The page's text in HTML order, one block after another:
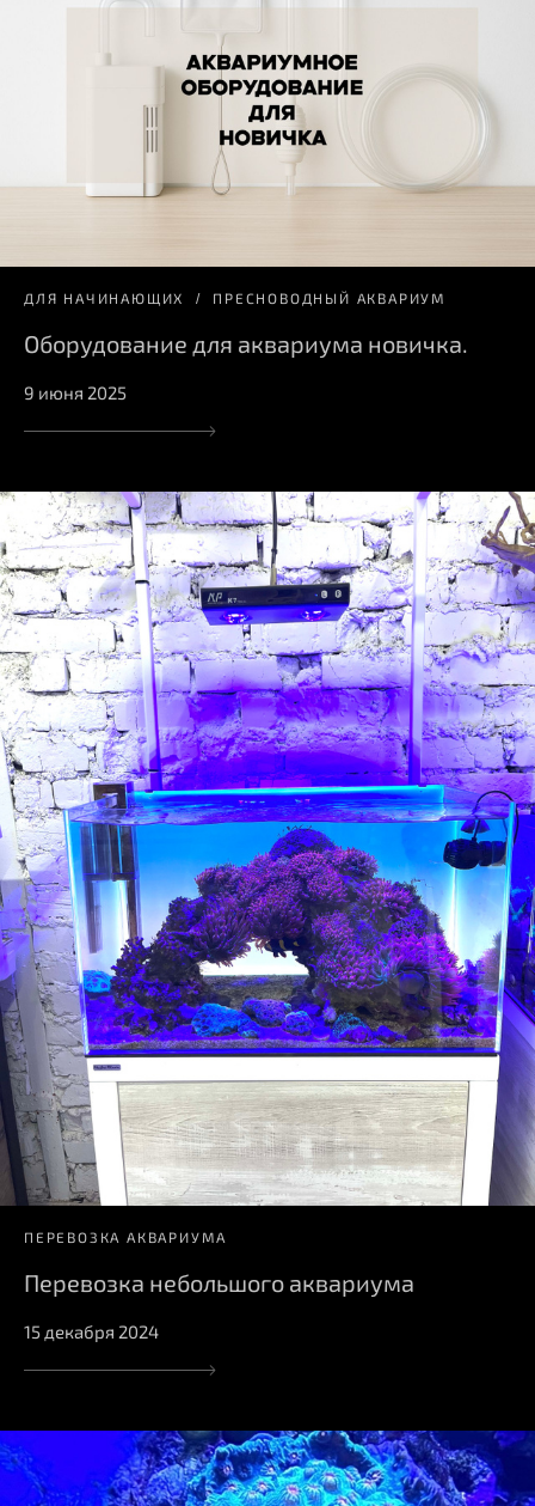
ДЛЯ НАЧИНАЮЩИХ ПРЕСНОВОДНЫЙ АКВАРИУМ
Оборудование для аквариума новичка.
9 июня 2025
ПЕРЕВОЗКА АКВАРИУМА
Перевозка небольшого аквариума
15 декабря 2024